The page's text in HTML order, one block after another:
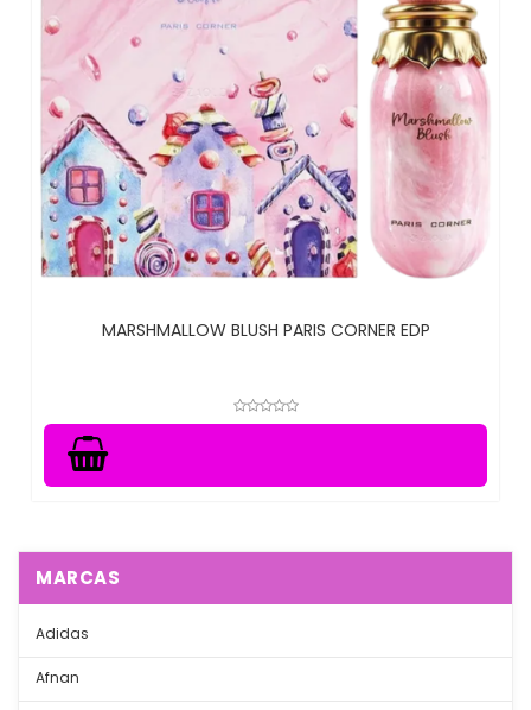
MARSHMALLOW BLUSH PARIS CORNER EDP
MARCAS
Adidas
Afnan